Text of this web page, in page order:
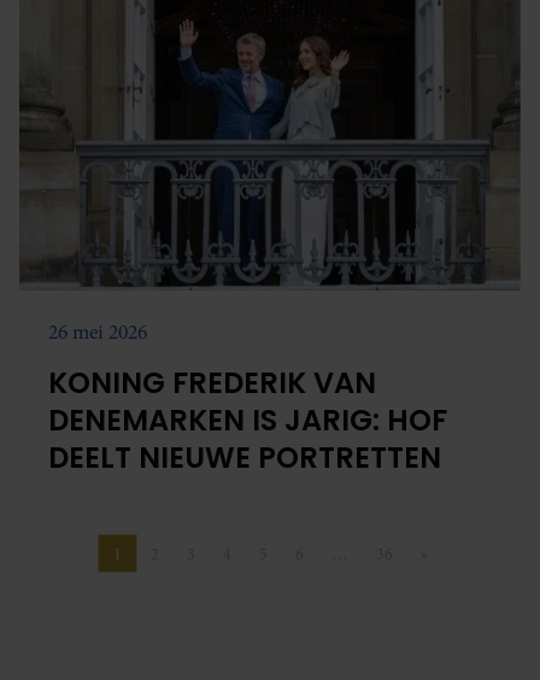
26 mei 2026
KONING FREDERIK VAN
DENEMARKEN IS JARIG: HOF
DEELT NIEUWE PORTRETTEN
Pagina
1